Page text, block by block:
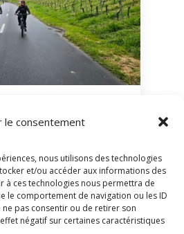
le consentement
nous utilisons des technologies
et/ou accéder aux informations des
à ces technologies nous permettra de
le comportement de navigation ou les ID
ne pas consentir ou de retirer son
négatif sur certaines caractéristiques